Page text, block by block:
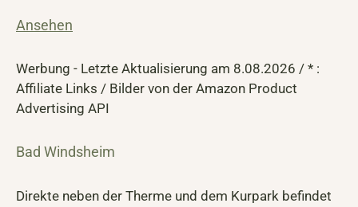
Ansehen
Werbung - Letzte Aktualisierung am 8.08.2026 / * :
Affiliate Links / Bilder von der Amazon Product
Advertising API
Bad Windsheim
Direkte neben der Therme und dem Kurpark befindet